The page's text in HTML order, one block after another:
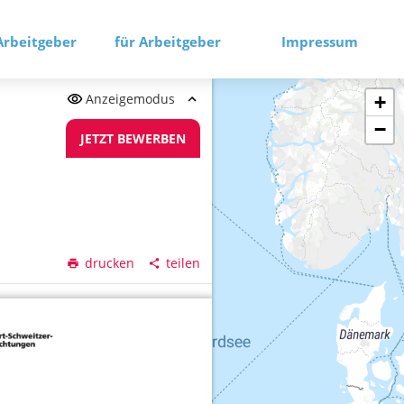
für Arbeitgeber Impressum
Anzeigemodus
JETZT BEWERBEN
drucken teilen
+
−